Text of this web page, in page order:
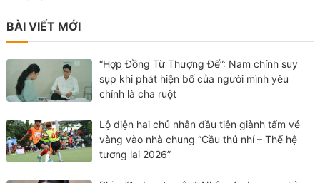
BÀI VIẾT MỚI
“Hợp Đồng Từ Thượng Đế”: Nam chính suy
sụp khi phát hiện bố của người mình yêu
chính là cha ruột
Lộ diện hai chủ nhân đầu tiên giành tấm vé
vàng vào nhà chung “Cầu thủ nhí – Thế hệ
tương lai 2026”